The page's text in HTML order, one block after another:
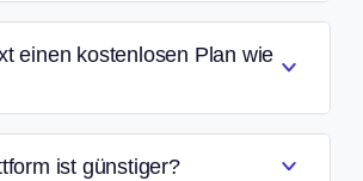
einen kostenlosen Plan wie
ist günstiger?